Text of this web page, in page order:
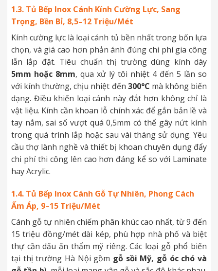
1.3. Tủ Bếp Inox Cánh Kính Cường Lực, Sang
Trọng, Bền Bỉ, 8,5–12 Triệu/Mét
Kính cường lực là loại cánh tủ bền nhất trong bốn lựa
chọn, và giá cao hơn phản ánh đúng chi phí gia công
lẫn lắp đặt. Tiêu chuẩn thị trường dùng kính dày
5mm hoặc 8mm, qua xử lý tôi nhiệt 4 đến 5 lần so
với kính thường, chịu nhiệt đến 300°C mà không biến
dạng. Điều khiến loại cánh này đắt hơn không chỉ là
vật liệu. Kính cần khoan lỗ chính xác để gắn bản lề và
tay nắm, sai số vượt quá 0,5mm có thể gây nứt kính
trong quá trình lắp hoặc sau vài tháng sử dụng. Yêu
cầu thợ lành nghề và thiết bị khoan chuyên dụng đẩy
chi phí thi công lên cao hơn đáng kể so với Laminate
hay Acrylic.
1.4. Tủ Bếp Inox Cánh Gỗ Tự Nhiên, Phong Cách
Ấm Áp, 9–15 Triệu/Mét
Cánh gỗ tự nhiên chiếm phân khúc cao nhất, từ 9 đến
15 triệu đồng/mét dài kép, phù hợp nhà phố và biệt
thự cần dấu ấn thẩm mỹ riêng. Các loại gỗ phổ biến
tại thị trường Hà Nội gồm gỗ sồi Mỹ, gỗ óc chó và